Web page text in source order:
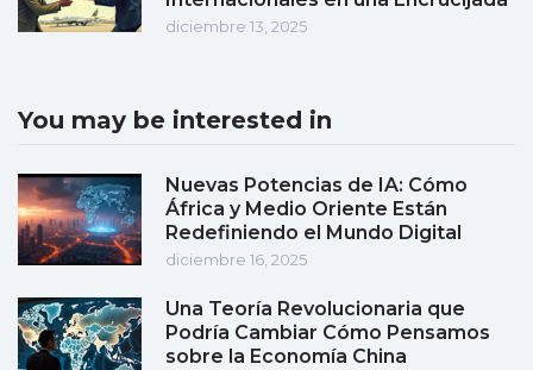
diciembre 13, 2025
You may be interested in
Nuevas Potencias de IA: Cómo
África y Medio Oriente Están
Redefiniendo el Mundo Digital
diciembre 16, 2025
Una Teoría Revolucionaria que
Podría Cambiar Cómo Pensamos
sobre la Economía China